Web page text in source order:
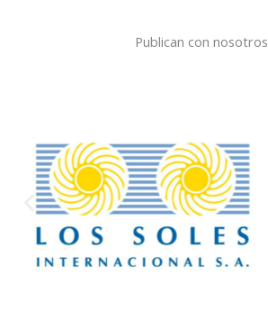
Publican con nosotros